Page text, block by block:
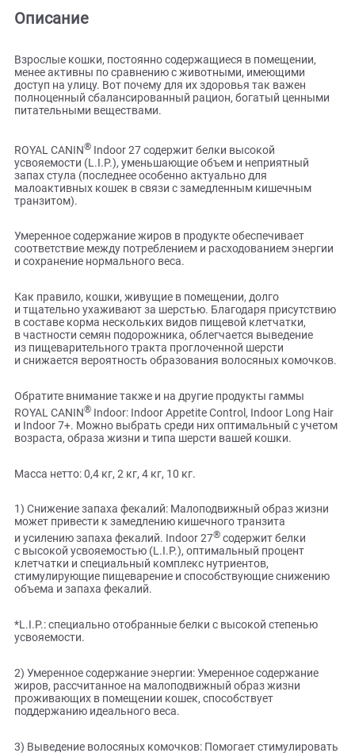
Описание
менее активны по сравнению с животными, имеющими
доступ на улицу. Вот почему для их здоровья так важен
полноценный сбалансированный рацион, богатый
питательными веществами.
ROYAL CANIN Indoor 27 содержит белки высокой
усвояемости (L.I.P.), уменьшающие объем и неприятный
запах стула (последнее особенно актуально для
транзитом).
Умеренное содержание жиров в продукте обеспечивает
соответствие между потреблением и расходованием
и сохранение нормального веса.
Как правило, кошки, живущие в помещении, долго
и тщательно ухаживают за шерстью. Благодаря
в составе корма нескольких видов пищевой клетчатки,
в частности семян подорожника, облегчается выведение
и снижается вероятность образования волосяных
Обратите внимание также и на другие продукты гаммы
ROYAL CANIN ® Indoor: Indoor Appetite Control, Indoor Long
и Indoor 7+. Можно выбрать среди них оптимальный с
возраста, образа жизни и типа шерсти вашей кошки.
Масса нетто: 0,4 кг, 2 кг, 4 кг, 10 кг.
1) Снижение запаха фекалий: Малоподвижный образ
может привести к замедлению кишечного транзита
и усилению запаха фекалий. Indoor 27
с высокой усвояемостью (L.I.P.), оптимальный процент
клетчатки и специальный комплекс нутриентов,
стимулирующие пищеварение и способствующие
объема и запаха фекалий.